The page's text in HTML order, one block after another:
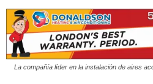
La compañía líder en la instalación de aires